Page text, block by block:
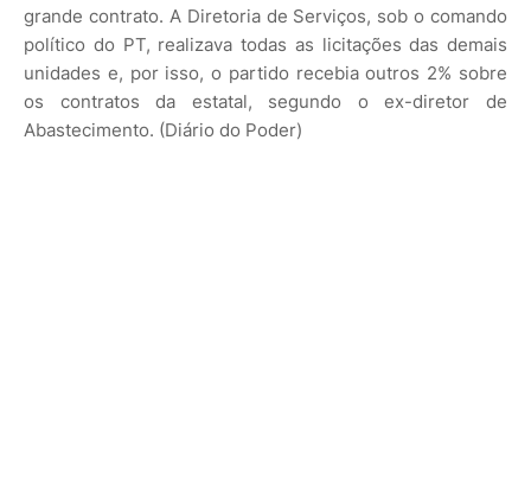
grande contrato. A Diretoria de Serviços, sob o comando
político do PT, realizava todas as licitações das demais
unidades e, por isso, o partido recebia outros 2% sobre
os contratos da estatal, segundo o ex-diretor de
Abastecimento. (Diário do Poder)